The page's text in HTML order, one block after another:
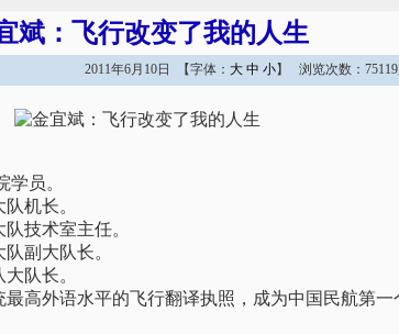
斌：飞行改变了我的人生
2011年6月10日 【字体： 大 中 小】 浏览次数：
员。
机长。
技术室主任。
副大队长。
队长。
最高外语水平的飞行翻译执照，成为中国民航第